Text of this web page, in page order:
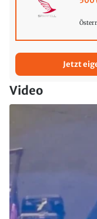
Jetzt
Video